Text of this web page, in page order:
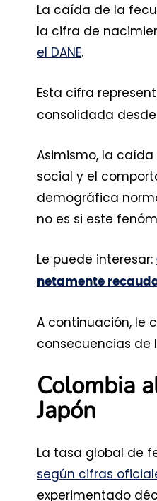
La caída de la
la cifra de
el DANE.
Esta cifra
consolidada
Asimismo, la
social y el
demográfica
no es si este
Le puede interesar:
netamente
A continuación, le
consecuencias de
Colombia
Japón
La tasa global de
según cifras
experimentado